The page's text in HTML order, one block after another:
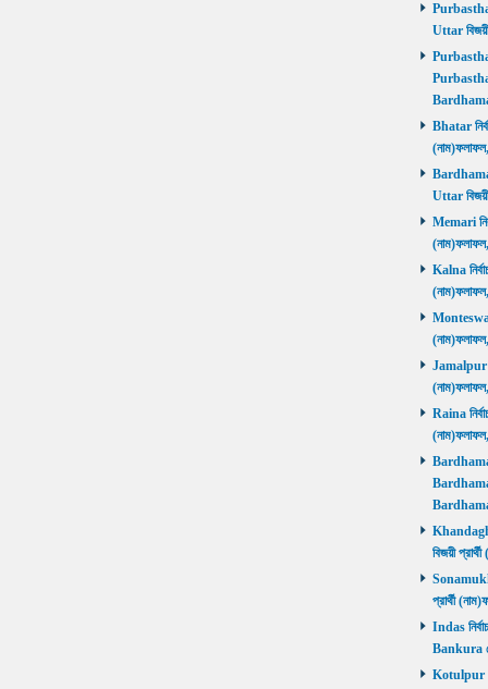
Uttar
Bhatar
Uttar
Memari
Kalna
Monteswar
Jamalpur
Raina
বিজয়ী
Sonamukhi
প্রার্থী
Indas
Bankura
Kotulpur